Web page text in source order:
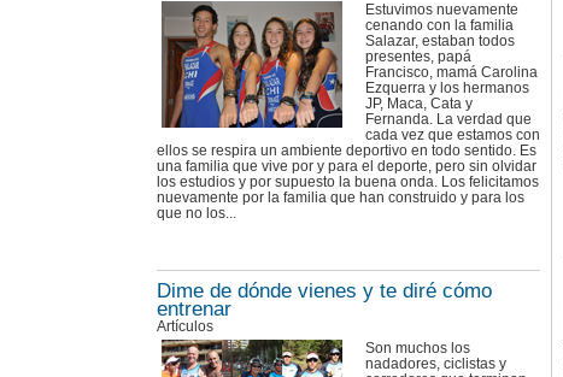
Estuvimos nuevamente
cenando con la familia
Salazar, estaban todos
presentes, papá
Francisco, mamá Carolina
Ezquerra y los hermanos
JP, Maca, Cata y
Fernanda. La verdad que
cada vez que estamos con
ellos se respira un ambiente deportivo en todo sentido. Es
una familia que vive por y para el deporte, pero sin olvidar
los estudios y por supuesto la buena onda. Los felicitamos
nuevamente por la familia que han construido y para los
que no los...
Dime de dónde vienes y te diré cómo
entrenar
Artículos
Son muchos los
nadadores, ciclistas y